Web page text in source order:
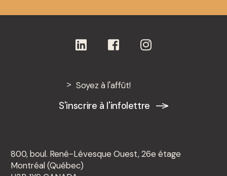
Soyez à l'affût!
S'inscrire à l'infolettre
800, boul. René-Lévesque Ouest, 26e étage
Montréal (Québec)